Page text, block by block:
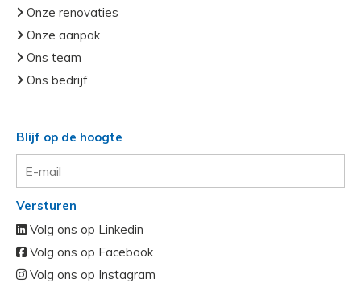
Onze renovaties
Onze aanpak
Ons team
Ons bedrijf
Blijf op de hoogte
Versturen
Volg ons op Linkedin
Volg ons op Facebook
Volg ons op Instagram